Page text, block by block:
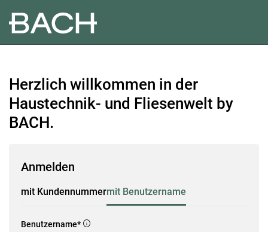
Herzlich willkommen in der
Haustechnik- und Fliesenwelt by
BACH.
Anmelden
mit Kundennummermit Benutzername
Benutzername* infoCircle